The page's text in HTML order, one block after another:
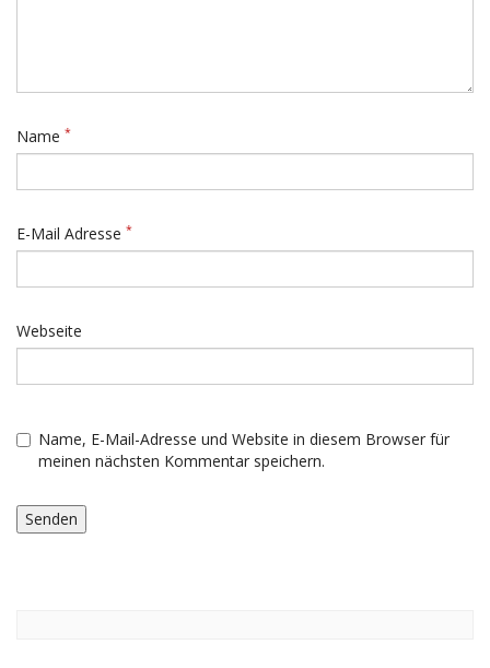
Name *
E-Mail Adresse *
Webseite
Name, E-Mail-Adresse und Website in diesem Browser für
meinen nächsten Kommentar speichern.